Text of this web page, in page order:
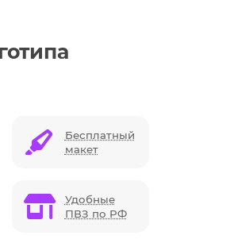
Бесплатный
макет
Удобные
ПВЗ по РФ